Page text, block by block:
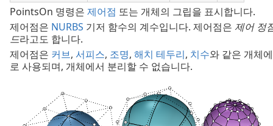
PointsOn 명령은 제어점 또는 개체의 그립을 표시합니다.
제어점은 NURBS 기저 함수의 계수입니다. 제어점은 제어 정
드라고도 합니다.
제어점은 커브, 서피스, 조명, 해치 테두리, 치수와 같은 개체
로 사용되며, 개체에서 분리할 수 없습니다.